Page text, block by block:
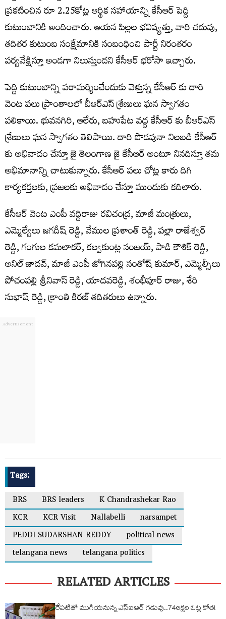
ప్రకటించిన రూ 2.25కోట్ల ఆర్థిక సహాయాన్ని కేసీఆర్ పెద్ది
కుటుంబానికి అందించారు. ఆయన పిల్లల భవిష్యత్తు, వారి చదువు,
తదితర కుటుంబ సంక్షేమానికి సంబంధించి పార్టీ నిరంతరం
పర్యవేక్షిస్తూ అండగా నిలుస్తుందని కేసీఆర్‌ భరోసా ఇచ్చారు.
పెద్ది కుటుంబాన్ని పరామర్శించేందుకు వెళ్తున్న కేసీఆర్ కు దారి
వెంట పలు ప్రాంతాలలో బీఆర్ఎస్ శ్రేణులు ఘన స్వాగతం
పలికాయి. భువనగిరి, ఆలేరు, బహుపేట వద్ద కేసీఆర్ కు బీఆర్ఎస్
శ్రేణులు ఘన స్వాగతం తెలిపాయి. దారి పొడవునా నిలబడి కేసీఆర్
కు అభివాదం చేస్తూ జై తెలంగాణ జై కేసీఆర్ అంటూ నినదిస్తూ తమ
అభిమానాన్ని చాటుకున్నారు. కేసీఆర్ పలు చోట్ల కారు దిగి
కార్యకర్తలకు, ప్రజలకు అభివాదం చేస్తూ ముందుకు కదిలారు.
కేసీఆర్ వెంట ఎంపీ వద్దిరాజు రవిచంద్ర, మాజీ మంత్రులు,
ఎమ్మెల్యేలు జగదీష్ రెడ్డి, వేముల ప్రశాంత్ రెడ్డి, పల్లా రాజేశ్వర్
రెడ్డి, గంగుల కమలాకర్, కల్వకుంట్ల సంజయ్, పాడి కౌశిక్ రెడ్డి,
అనిల్ జాదవ్, మాజీ ఎంపీ జోగినపల్లి సంతోష్ కుమార్, ఎమ్మెల్సీలు
పోచంపల్లి శ్రీనివాస్ రెడ్డి, యాదవరెడ్డి, శంభీపూర్ రాజు, శేరి
సుభాష్ రెడ్డి, క్రాంతి కిరణ్ తదితరులు ఉన్నారు.
Tags:
BRS
BRS leaders
K Chandrashekar Rao
KCR
KCR Visit Nallabelli
narsampet
PEDDI SUDARSHAN REDDY
political news
telangana news
telangana politics
RELATED ARTICLES
రేపటితో ముగియనున్న ఎస్‌ఐఆర్ గడువు..74లక్షల ఓట్ల కోత!